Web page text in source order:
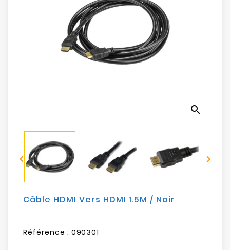
Sécurité
Mobilités
Loisirs
search
 
Câble HDMI Vers HDMI 1.5M / Noir
Référence : 090301